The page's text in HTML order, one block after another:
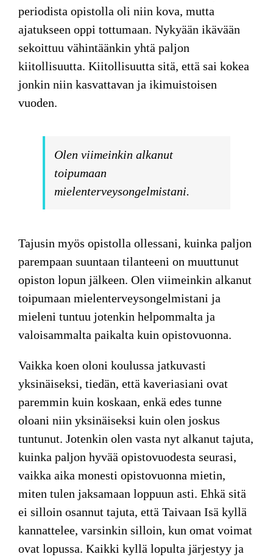
periodista opistolla oli niin kova, mutta
ajatukseen oppi tottumaan. Nykyään ikävään
sekoittuu vähintäänkin yhtä paljon
kiitollisuutta. Kiitollisuutta sitä, että sai kokea
jonkin niin kasvattavan ja ikimuistoisen
vuoden.
Olen viimeinkin alkanut
toipumaan
mielenterveysongelmistani.
Tajusin myös opistolla ollessani, kuinka paljon
parempaan suuntaan tilanteeni on muuttunut
opiston lopun jälkeen. Olen viimeinkin alkanut
toipumaan mielenterveysongelmistani ja
mieleni tuntuu jotenkin helpommalta ja
valoisammalta paikalta kuin opistovuonna.
Vaikka koen oloni koulussa jatkuvasti
yksinäiseksi, tiedän, että kaveriasiani ovat
paremmin kuin koskaan, enkä edes tunne
oloani niin yksinäiseksi kuin olen joskus
tuntunut. Jotenkin olen vasta nyt alkanut tajuta,
kuinka paljon hyvää opistovuodesta seurasi,
vaikka aika monesti opistovuonna mietin,
miten tulen jaksamaan loppuun asti. Ehkä sitä
ei silloin osannut tajuta, että Taivaan Isä kyllä
kannattelee, varsinkin silloin, kun omat voimat
ovat lopussa. Kaikki kyllä lopulta järjestyy ja